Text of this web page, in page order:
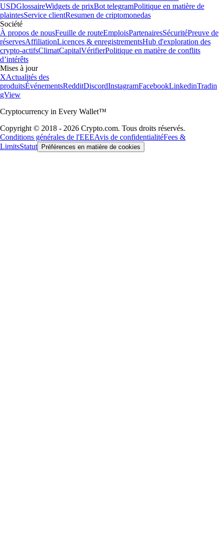
USDGlossaireWidgets de prixBot telegramPolitique en matière de
plaintesService clientResumen de criptomonedas
Société
À propos de nousFeuille de routeEmploisPartenairesSécuritéPreuve de
réservesAffiliationLicences & enregistrementsHub d'exploration des
crypto-actifsClimatCapitalVérifierPolitique en matière de conflits
d’intérêts
Mises à jour
XActualités des
produitsÉvénementsRedditDiscordInstagramFacebookLinkedinTradin
gView
Cryptocurrency in Every Wallet™
Copyright © 2018 - 2026 Crypto.com. Tous droits réservés.
Conditions générales de l'EEEAvis de confidentialitéFees &
LimitsStatut Préférences en matière de cookies